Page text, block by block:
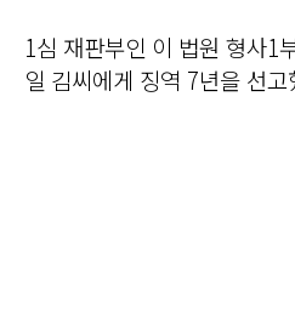
1심 재판부인 이 법원 형사1
일 김씨에게 징역 7년을 선고